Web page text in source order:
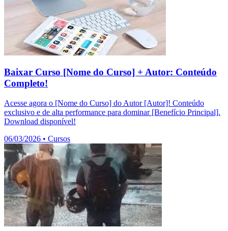
Baixar Curso [Nome do Curso] + Autor: Conteúdo
Completo!
Acesse agora o [Nome do Curso] do Autor [Autor]! Conteúdo
exclusivo e de alta performance para dominar [Benefício Principal].
Download disponível!
06/03/2026 • Cursos